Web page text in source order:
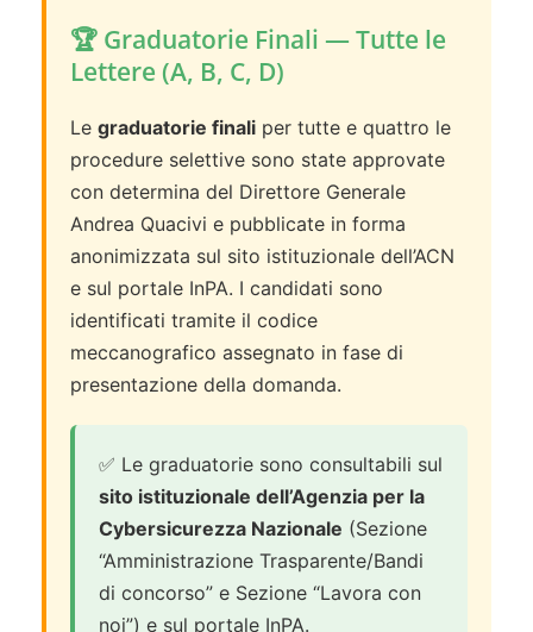
🏆 Graduatorie Finali — Tutte le
Lettere (A, B, C, D)
Le graduatorie finali per tutte e quattro le
procedure selettive sono state approvate
con determina del Direttore Generale
Andrea Quacivi e pubblicate in forma
anonimizzata sul sito istituzionale dell’ACN
e sul portale InPA. I candidati sono
identificati tramite il codice
meccanografico assegnato in fase di
presentazione della domanda.
✅ Le graduatorie sono consultabili sul
sito istituzionale dell’Agenzia per la
Cybersicurezza Nazionale (Sezione
“Amministrazione Trasparente/Bandi
di concorso” e Sezione “Lavora con
noi”) e sul portale InPA.